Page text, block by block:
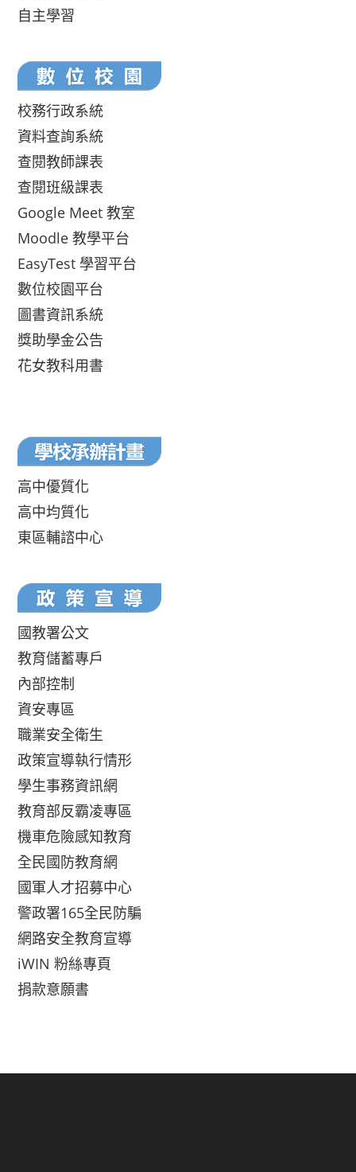
自主學習
校務行政系統
資料查詢系統
查閱教師課表
查閱班級課表
Google Meet 教室
Moodle 教學平台
EasyTest 學習平台
數位校園平台
圖書資訊系統
獎助學金公告
花女教科用書
高中優質化
高中均質化
東區輔諮中心
國教署公文
教育儲蓄專戶
內部控制
資安專區
職業安全衛生
政策宣導執行情形
學生事務資訊網
教育部反霸凌專區
機車危險感知教育
全民國防教育網
國軍人才招募中心
警政署165全民防騙
網路安全教育宣導
iWIN 粉絲專頁
捐款意願書